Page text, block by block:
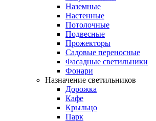
Наземные
Настенные
Потолочные
Подвесные
Прожекторы
Садовые переносные
Фасадные светильники
Фонари
Назначение светильников
Дорожка
Кафе
Крыльцо
Парк